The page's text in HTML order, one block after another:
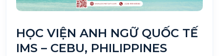
HỌC VIỆN ANH NGỮ QUỐC TẾ
IMS – CEBU, PHILIPPINES